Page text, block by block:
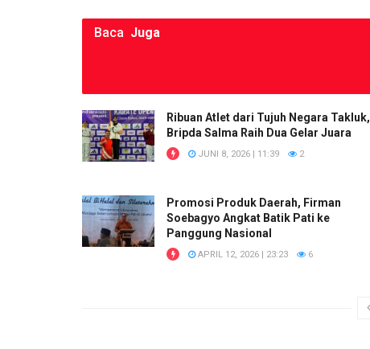
Baca Juga
Ribuan Atlet dari Tujuh Negara Takluk,
Bripda Salma Raih Dua Gelar Juara
JUNI 8, 2026 | 11:39 2
Promosi Produk Daerah, Firman
Soebagyo Angkat Batik Pati ke
Panggung Nasional
APRIL 12, 2026 | 23:23 6